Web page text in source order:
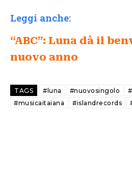
Leggi anche:
“ABC”: Luna dà il
nuovo anno
TAGS #luna #nuovosingolo
#musicaitaiana
#islandrecords